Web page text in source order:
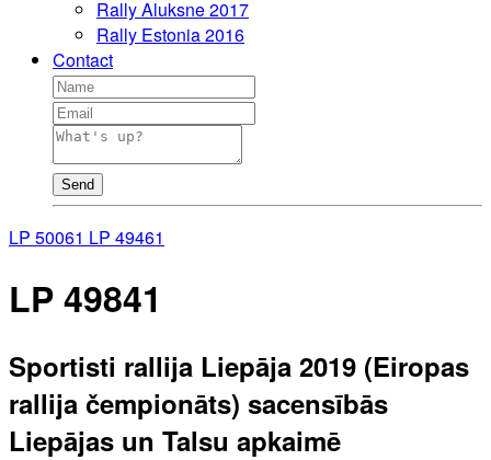
Rally Aluksne 2017
Rally Estonia 2016
Contact
Send
LP 50061 LP 49461
LP 49841
Sportisti rallija Liepāja 2019 (Eiropas
rallija čempionāts) sacensībās
Liepājas un Talsu apkaimē